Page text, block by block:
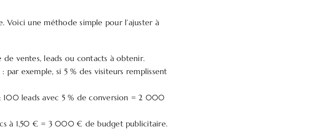
une méthode simple pour l’ajuster à
ventes, leads ou contacts à obtenir.
exemple, si 5 % des visiteurs remplissent
100 leads avec 5 % de conversion = 2 000
à 1,50 € = 3 000 € de budget publicitaire.